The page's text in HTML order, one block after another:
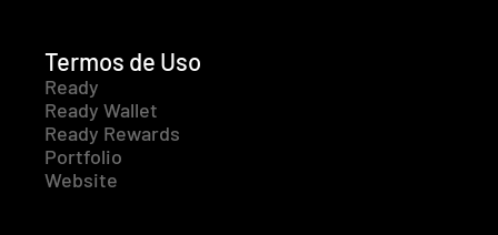
Termos de Uso
Ready
Ready Wallet
Ready Rewards
Portfolio
Website